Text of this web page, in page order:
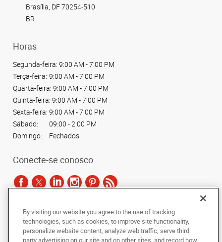
Brasília, DF 70254-510
BR
Horas
Segunda-feira: 9:00 AM - 7:00 PM
Terça-feira: 9:00 AM - 7:00 PM
Quarta-feira: 9:00 AM - 7:00 PM
Quinta-feira: 9:00 AM - 7:00 PM
Sexta-feira: 9:00 AM - 7:00 PM
Sábado:
09:00 - 2:00 PM
Domingo:
Fechados
Conecte-se conosco
De acordo com as leis de direitos autorais, esta documentação não pode ser
copiada, fotocopiada, reproduzida, traduzida ou reduzida a qualquer meio
eletrônico ou forma legível por máquina, no todo ou em parte, sem o
By visiting our website you agree to the use of tracking
technologies, such as cookies, to improve site functionality,
personalize website content, analyze web traffic, serve third
party advertising on our site and on other sites, and record how